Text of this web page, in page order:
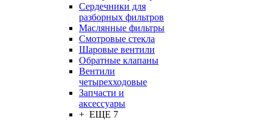
Сердечники для
разборных фильтров
Маслянные фильтры
Смотровые стекла
Шаровые вентили
Обратные клапаны
Вентили
четырехходовые
Запчасти и
аксессуары
+ ЕЩЕ 7